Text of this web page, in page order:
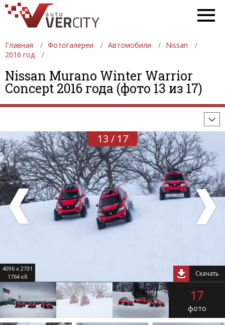
Главная Фотогалереи Автомобили
Nissan
2016 год
Nissan Murano Winter Warrior
Concept 2016 года (фото 13 из 17)
ФОТОГАЛЕРЕИ АВТОМОБИЛИ
ДЕВУШКИ
АВТОСАЛОНЫ
ФОРМУЛА-1
13 / 17
4096 x 2731
1764 кб
Скачать
17
фото